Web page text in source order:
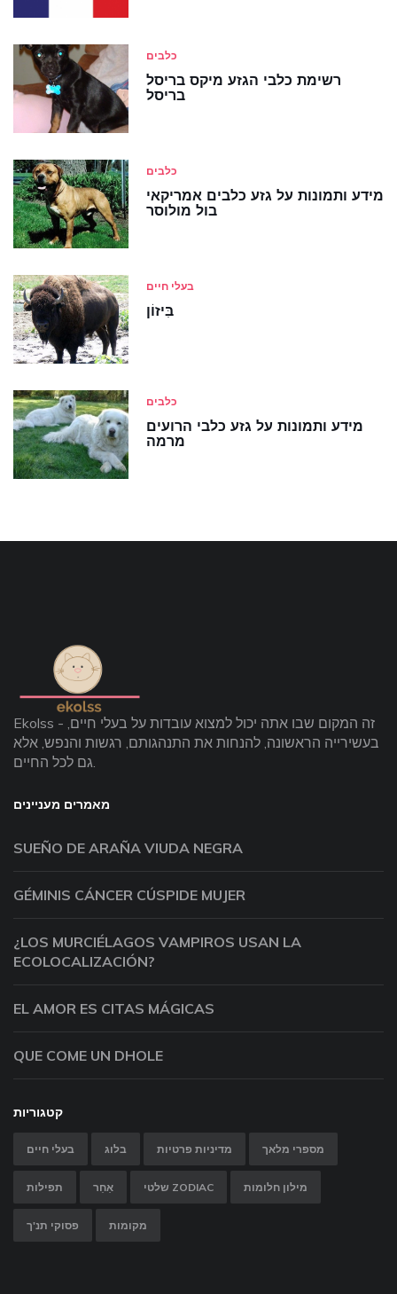
כלבים
רשימת כלבי הגזע מיקס בריסל
בריסל
כלבים
מידע ותמונות על גזע כלבים אמריקאי
בול מולוסר
בעלי חיים
בִּיזוֹן
כלבים
מידע ותמונות על גזע כלבי הרועים
מרמה
Ekolss - זה המקום שבו אתה יכול למצוא עובדות על בעלי חיים,
בעשירייה הראשונה, להנחות את התנהגותם, רגשות והנפש, אלא
גם לכל החיים.
מאמרים מעניינים
SUEÑO DE ARAÑA VIUDA NEGRA
GÉMINIS CÁNCER CÚSPIDE MUJER
¿LOS MURCIÉLAGOS VAMPIROS USAN LA
ECOLOCALIZACIÓN?
EL AMOR ES CITAS MÁGICAS
QUE COME UN DHOLE
קטגוריות
בעלי חיים בלוג מדיניות פרטיות מספרי מלאך
תפילות אַחֵר שלטי ZODIAC מילון חלומות
פסוקי תנ'ך מקומות